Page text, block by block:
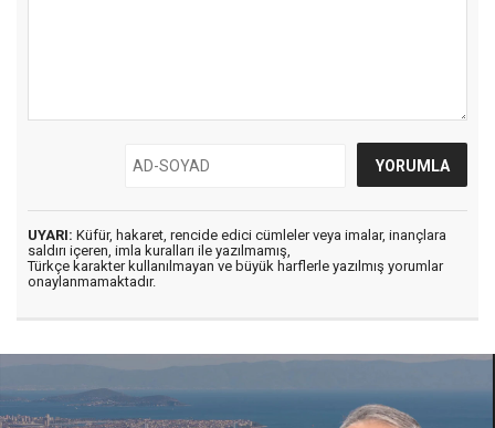
UYARI: Küfür, hakaret, rencide edici cümleler veya imalar, inançlara
saldırı içeren, imla kuralları ile yazılmamış,
Türkçe karakter kullanılmayan ve büyük harflerle yazılmış yorumlar
onaylanmamaktadır.